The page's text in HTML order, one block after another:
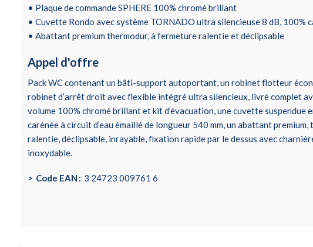
• Plaque de commande SPHERE 100% chromé brillant
• Cuvette Rondo avec système TORNADO ultra silencieuse 8 dB, 100%
• Abattant premium thermodur, à fermeture ralentie et déclipsable
Appel d'offre
Pack WC contenant un bâti-support autoportant, un robinet flotteur
robinet d’arrêt droit avec flexible intégré ultra silencieux, livré complet
volume 100% chromé brillant et kit d’évacuation, une cuvette suspendue
carénée à circuit d’eau émaillé de longueur 540 mm, un abattant
ralentie, déclipsable, inrayable, fixation rapide par le dessus avec
inoxydable.
Code EAN 3 24723 009761 6